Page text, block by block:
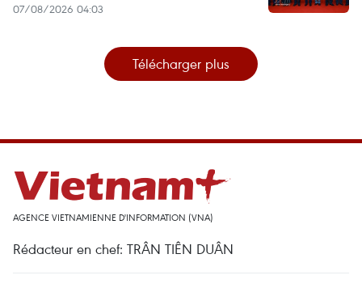
07/08/2026 04:03
Télécharger plus
AGENCE VIETNAMIENNE D'INFORMATION (VNA)
Rédacteur en chef: TRÂN TIÊN DUÂN